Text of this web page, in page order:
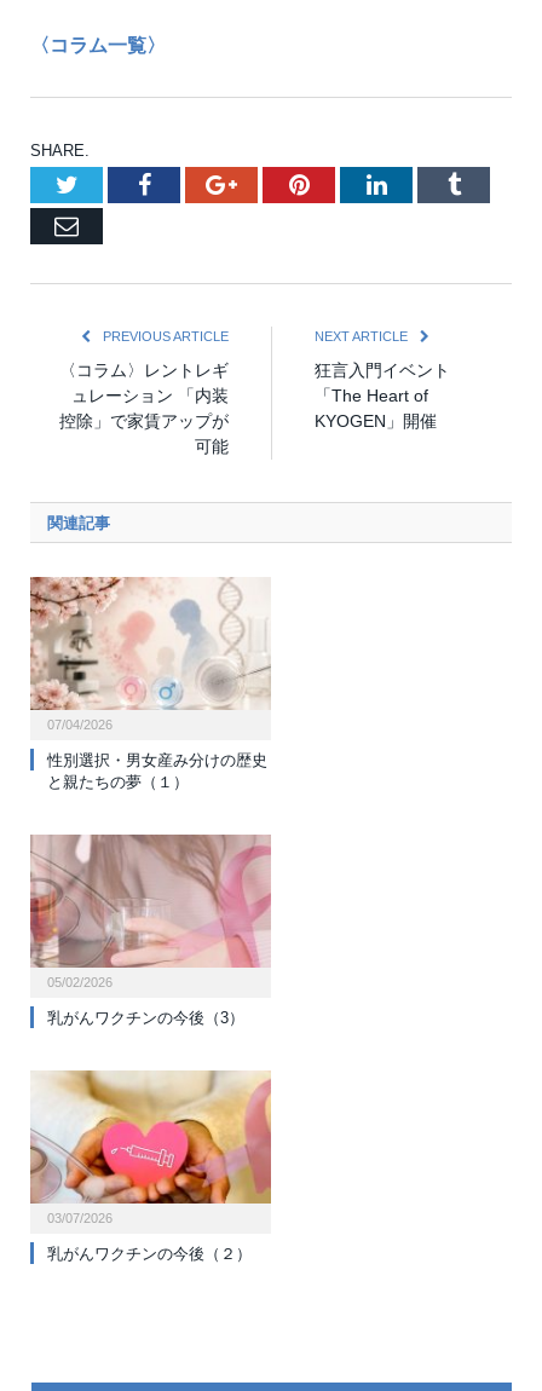
〈コラム一覧〉
SHARE.
TwitterFacebookGoogle+PinterestLinkedInTumblr
Email
PREVIOUS ARTICLE
〈コラム〉レントレギ
ュレーション 「内装
控除」で家賃アップが
可能
NEXT ARTICLE
狂言入門イベント
「The Heart of
KYOGEN」開催
関連記事
07/04/2026
性別選択・男女産み分けの歴史
と親たちの夢（１）
05/02/2026
乳がんワクチンの今後（3）
03/07/2026
乳がんワクチンの今後（２）